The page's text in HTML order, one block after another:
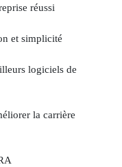
réussi
et simplicité
logiciels de
la carrière